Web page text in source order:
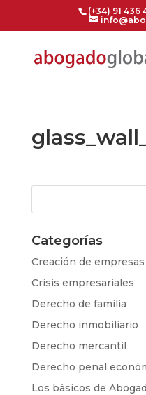
(+34) 91 436
Categorías
Creación de empresas
Crisis empresariales
Derecho de familia
Derecho inmobiliario
Derecho mercantil
Derecho penal
Los básicos de